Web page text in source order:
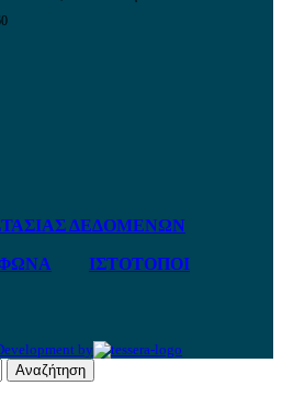
ΔΕΔΟΜΕΝΩΝ
ΙΣΤΟΤΟΠΟΙ
by
Αναζήτηση